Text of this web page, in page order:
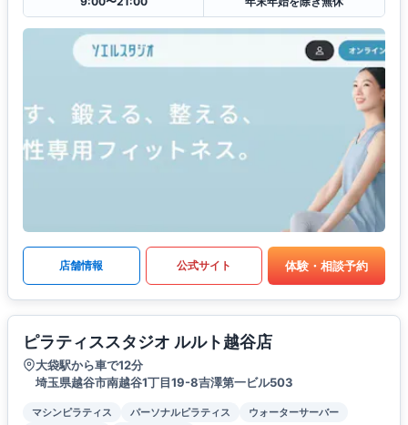
店舗情報 公式サイト 体験・相談予約
ピラティススタジオ ルルト越谷店
大袋駅から車で12分
埼玉県越谷市南越谷1丁目19-8吉澤第一ビル503
マシンピラティス パーソナルピラティス
ウォーターサーバー